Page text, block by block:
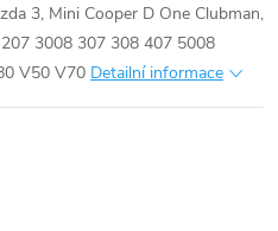
3, Mini Cooper D One Clubman,
3008 307 308 407 5008
V50 V70 Detailní informace